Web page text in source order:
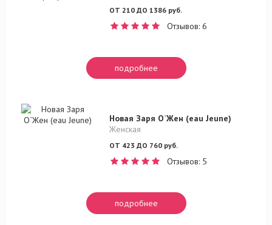
ОТ 210 ДО 1386 руб.
Отзывов: 6
подробнее
Новая Заря О`Жен (eau Jeune)
Женская
ОТ 423 ДО 760 руб.
Отзывов: 5
подробнее